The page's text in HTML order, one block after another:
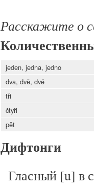
Расскажите о
jeden, jedna, jedno
dva, dvě, dvě
tři
čtyři
pět
Дифтонги
Гласный [u] в